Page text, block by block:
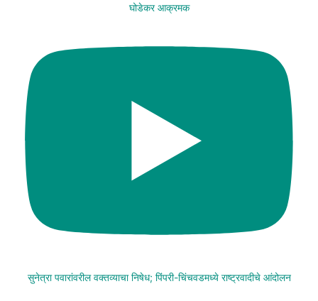
घोडेकर आक्रमक
सुनेत्रा पवारांवरील वक्तव्याचा निषेध; पिंपरी-चिंचवडमध्ये राष्ट्रवादीचे आंदोलन